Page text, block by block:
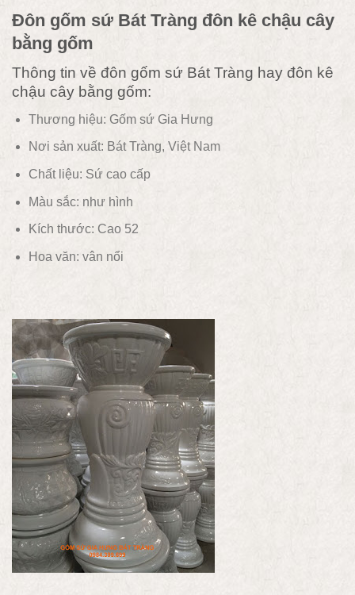
Đôn gốm sứ Bát Tràng đôn kê chậu cây
bằng gốm
Thông tin về đôn gốm sứ Bát Tràng hay đôn kê
chậu cây bằng gốm:
Thương hiệu: Gốm sứ Gia Hưng
Nơi sản xuất: Bát Tràng, Việt Nam
Chất liệu: Sứ cao cấp
Màu sắc: như hình
Kích thước: Cao 52
Hoa văn: vân nổi